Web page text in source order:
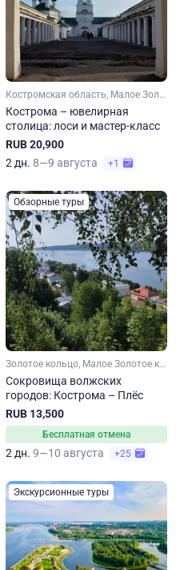
Костромская область, Малое Золотое кольцо, Золотое кольцо
Кострома – ювелирная
столица: лоси и мастер-класс
RUB 20,900
2 дн. 8—9 августа +1
Обзорные туры
Золотое кольцо, Малое Золотое кольцо, Ивановская область, Костромская область
Сокровища волжских
городов: Кострома – Плёс
RUB 13,500
Бесплатная отмена
2 дн. 9—10 августа +25
Экскурсионные туры